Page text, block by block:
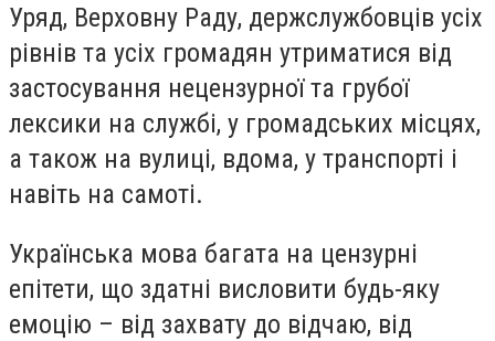
Уряд, Верховну Раду, держслужбовців усіх
рівнів та усіх громадян утриматися від
застосування нецензурної та грубої
лексики на службі, у громадських місцях,
а також на вулиці, вдома, у транспорті і
навіть на самоті.
Українська мова багата на цензурні
епітети, що здатні висловити будь-яку
емоцію – від захвату до відчаю, від